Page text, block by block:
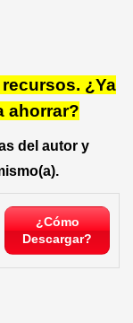
¿Ya
ahorrar?
del autor y
¿Cómo
Descargar?